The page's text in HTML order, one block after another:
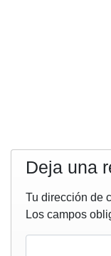
Deja una
Tu dirección de
Los campos